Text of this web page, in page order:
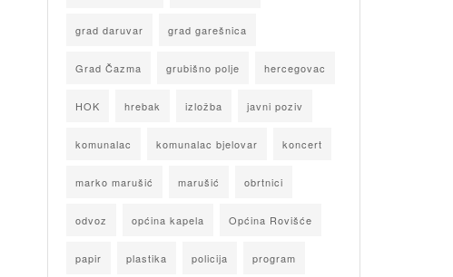
grad daruvar grad garešnica
Grad Čazma grubišno polje hercegovac
HOK hrebak izložba javni poziv
komunalac komunalac bjelovar koncert
marko marušić marušić obrtnici
odvoz općina kapela Općina Rovišće
papir plastika policija program